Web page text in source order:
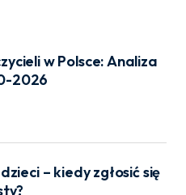
w Polsce: Analiza
2026
– kiedy zgłosić się